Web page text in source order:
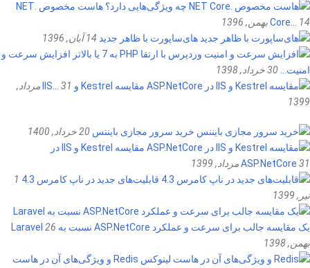
هاست مخصوص .NET
Core… 14 بهمن, 1396
های‌ساپورت با ظاهر جدید 14 آبان, 1396
افزایش سرعت و
امنیت… 30 خرداد, 1398
مقایسه Kestrel و IIS…
31 مرداد,
1399
خرید سرور مجازی بایننس 20 خرداد, 1400
مقایسه Kestrel و IIS در
ASP.NetCore 31 مرداد, 1399
قابلیت‌های جدید در ناپ کامرس 4.3
1
تیر, 1399
یک مقایسه جالب برای سرعت و عملکرد ASP.NetCore نسبت به Laravel
26
بهمن, 1398
Redis و ویژگی‌های آن در هاست